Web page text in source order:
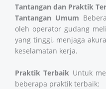
Tantangan dan Praktik
Tantangan Umum
oleh operator gudang
yang tinggi, menjaga
keselamatan kerja.
Praktik Terbaik Untuk
beberapa praktik terbaik: